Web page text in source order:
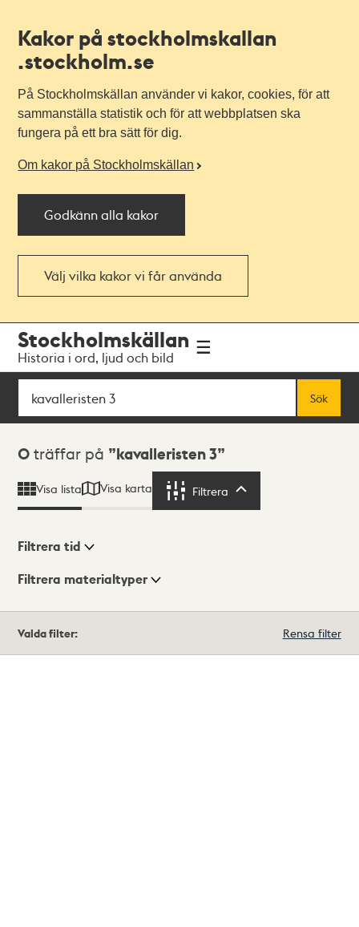
Kakor på stockholmskallan
.stockholm.se
På Stockholmskällan använder vi kakor, cookies, för att
sammanställa statistik och för att webbplatsen ska
fungera på ett bra sätt för dig.
Om kakor på Stockholmskällan
Godkänn alla kakor
Välj vilka kakor vi får använda
navigationen
huvudinnehållet
Stockholmskällan
Historia i ord, ljud och bild
Sök
Sök
Sökresultat
0 träffar på kavalleristen 3
Visa lista Visa karta Filtrera
Visningsläge
Filtrera tid
Filtrera materialtyper
träffar
Valda filter: Rensa filter